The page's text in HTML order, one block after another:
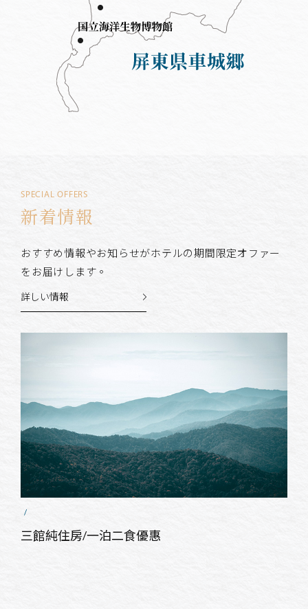
SPECIAL OFFERS
新着情報
おすすめ情報やお知らせがホテルの期間限定オファー
をお届けします。
詳しい情報
三館純住房/一泊二食優惠